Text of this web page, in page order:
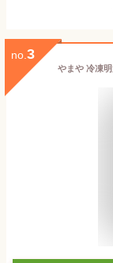
no. 3